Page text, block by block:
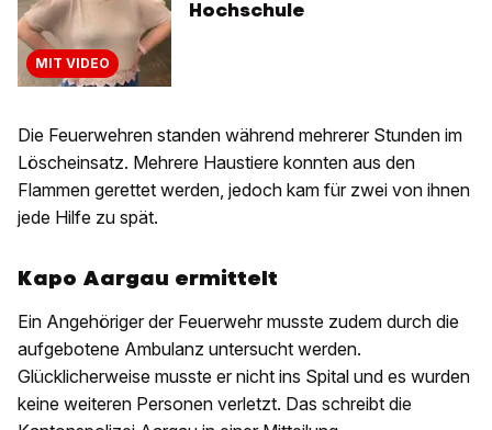
MIT VIDEO
Hochschule
Die Feuerwehren standen während mehrerer Stunden im
Löscheinsatz. Mehrere Haustiere konnten aus den
Flammen gerettet werden, jedoch kam für zwei von ihnen
jede Hilfe zu spät.
Kapo Aargau ermittelt
Ein Angehöriger der Feuerwehr musste zudem durch die
aufgebotene Ambulanz untersucht werden.
Glücklicherweise musste er nicht ins Spital und es wurden
keine weiteren Personen verletzt. Das schreibt die